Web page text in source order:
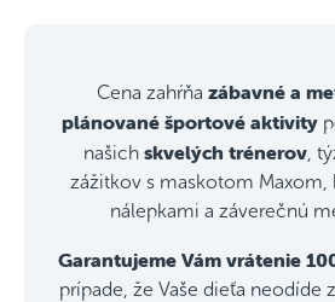
Cena zahŕňa zábavné a
plánované športové aktivity
našich skvelých trénerov,
zážitkov s maskotom Maxom,
nálepkami a záverečnú
Garantujeme Vám vrátenie
prípade, že Vaše dieťa neodíde